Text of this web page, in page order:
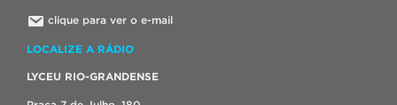
clique para ver o e-mail
LOCALIZE A RÁDIO
LYCEU RIO-GRANDENSE